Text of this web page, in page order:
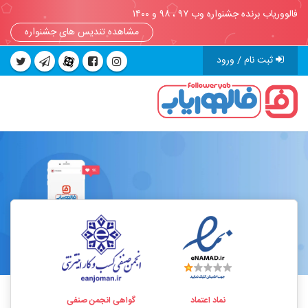
فالووریاب برنده جشنواره وب ۹۷ ، ۹۸ و ۱۴۰۰
مشاهده تندیس های جشنواره
ثبت نام / ورود
نماد اعتماد گواهی انجمن صنفی